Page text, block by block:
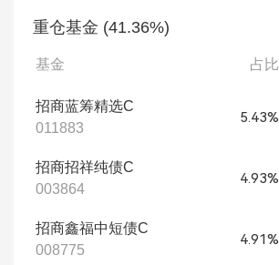
重仓基金 (41.36%)
基金 占比
招商蓝筹精选C
011883
5.43%
招商招祥纯债C
003864
4.93%
招商鑫福中短债C
008775
4.91%